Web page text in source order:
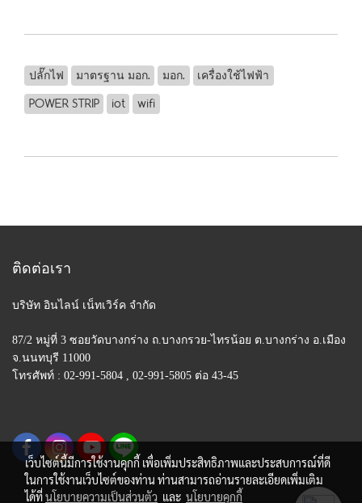
ปลั๊กไฟ มาตรฐาน มอก. มอก. เครื่องใช้ไฟฟ้า
POWER STRIP iot wifi
ติดต่อเรา
บริษัท อินไลน์ เน็ทเวิร์ค จำกัด
87/2 หมู่ที่ 3 ซอยวัดบางกร่าง ถ.บางกรวย-ไทรน้อย ต.บางกร่าง อ.เมือง
จ.นนทบุรี 11000
โทรศัพท์ : 02-991-5804 , 02-991-5805 ต่อ 43-45
เว็บไซต์นี้มีการใช้งานคุกกี้ เพื่อเพิ่มประสิทธิภาพและประสบการณ์ที่ดี
ในการใช้งานเว็บไซต์ของท่าน ท่านสามารถอ่านรายละเอียดเพิ่มเติม
ได้ที่นโยบายความเป็นส่วนตัว และ นโยบายคุกกี้